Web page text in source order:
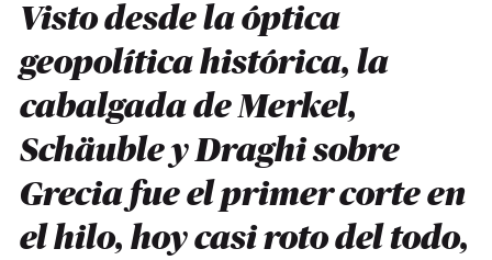
Visto desde la óptica
geopolítica histórica, la
cabalgada de Merkel,
Schäuble y Draghi sobre
Grecia fue el primer corte en
el hilo, hoy casi roto del todo,